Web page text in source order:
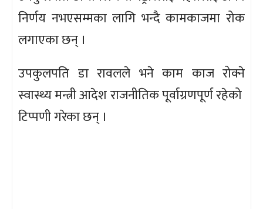
निर्णय नभएसम्मका लागि भन्दै कामकाजमा रोक
लगाएका छन् ।
उपकुलपति डा रावलले भने काम काज रोक्ने
स्वास्थ्य मन्त्री आदेश राजनीतिक पूर्वाग्रणपूर्ण रहेको
टिप्पणी गरेका छन् ।